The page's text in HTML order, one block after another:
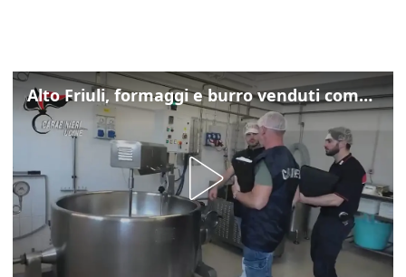
Alto Friuli, formaggi e burro venduti come locali: nei prodotti latte da fuori regione e dall’estero